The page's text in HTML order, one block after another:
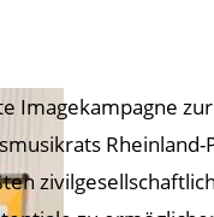
Imagekampagne